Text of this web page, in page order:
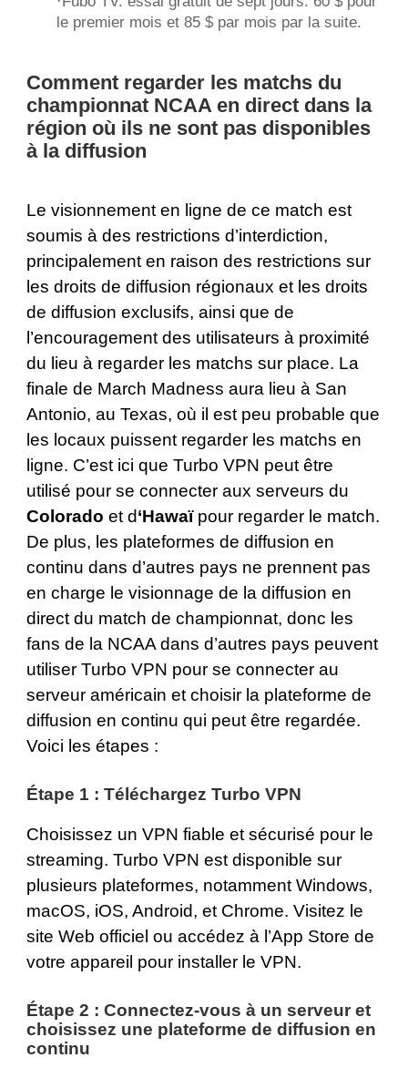
le premier mois et 85 $ par mois par la suite.
Comment regarder les matchs du
championnat NCAA en direct dans la
région où ils ne sont pas disponibles
à la diffusion
Le visionnement en ligne de ce match est
soumis à des restrictions d’interdiction,
principalement en raison des restrictions sur
les droits de diffusion régionaux et les droits
de diffusion exclusifs, ainsi que de
l’encouragement des utilisateurs à proximité
du lieu à regarder les matchs sur place. La
finale de March Madness aura lieu à San
Antonio, au Texas, où il est peu probable que
les locaux puissent regarder les matchs en
ligne. C’est ici que Turbo VPN peut être
utilisé pour se connecter aux serveurs du
Colorado et d‘Hawaïpour regarder le match.
De plus, les plateformes de diffusion en
continu dans d’autres pays ne prennent pas
en charge le visionnage de la diffusion en
direct du match de championnat, donc les
fans de la NCAA dans d’autres pays peuvent
utiliser Turbo VPN pour se connecter au
serveur américain et choisir la plateforme de
diffusion en continu qui peut être regardée.
Voici les étapes :
Étape 1 : Téléchargez Turbo VPN
Choisissez un VPN fiable et sécurisé pour le
streaming. Turbo VPN est disponible sur
plusieurs plateformes, notamment Windows,
macOS, iOS, Android, et Chrome. Visitez le
site Web officiel ou accédez à l’App Store de
votre appareil pour installer le VPN.
Étape 2 : Connectez-vous à un serveur et
choisissez une plateforme de diffusion en
continu